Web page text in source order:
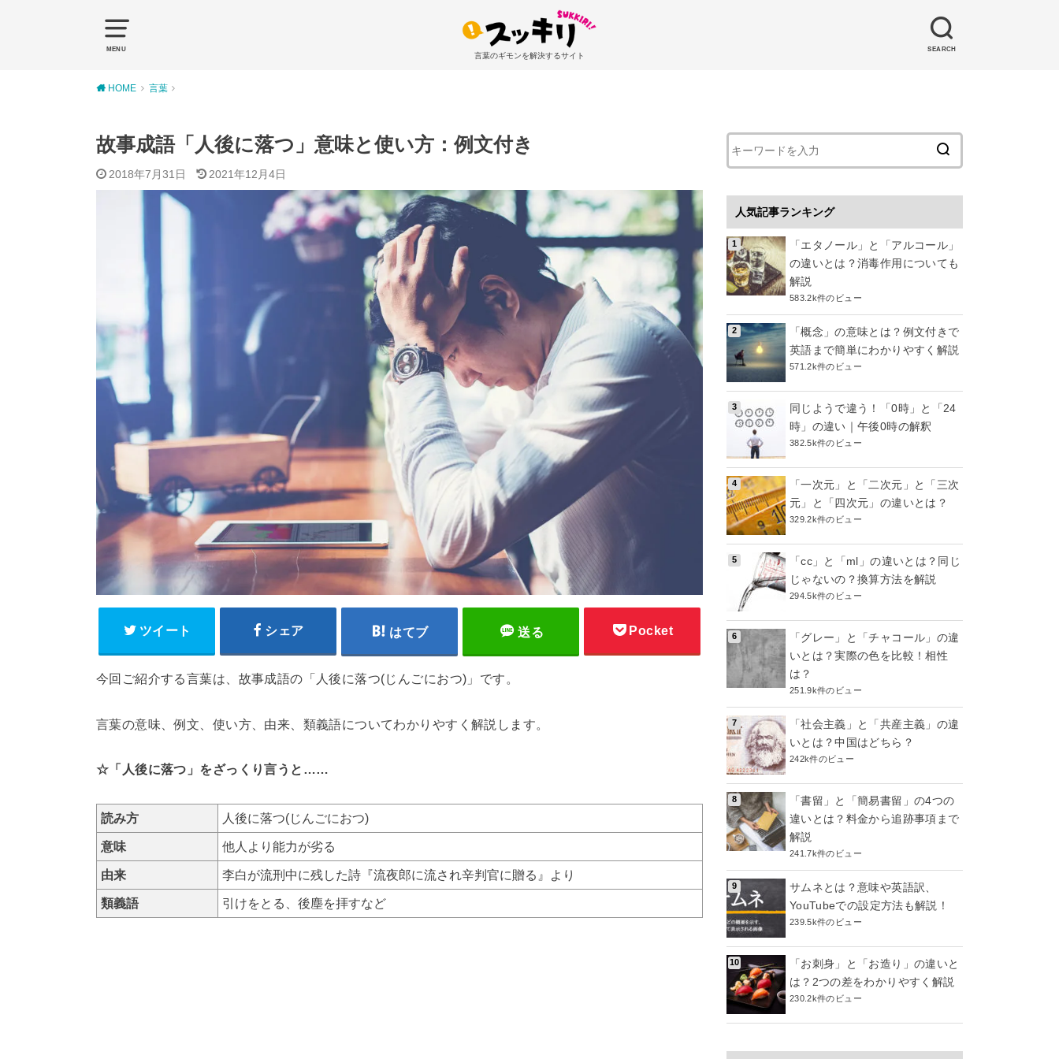
MENU SEARCH
言葉のギモンを解決するサイト
HOME 言葉
故事成語「人後に落つ」意味と使い方：例文付き
2018年7月31日 2021年12月4日
ツイート シェア はてブ 送る Pocket
今回ご紹介する言葉は、故事成語の「人後に落つ(じんごにおつ)」です。
言葉の意味、例文、使い方、由来、類義語についてわかりやすく解説します。
☆「人後に落つ」をざっくり言うと……
読み方 人後に落つ(じんごにおつ)
意味 他人より能力が劣る
由来 李白が流刑中に残した詩『流夜郎に流され辛判官に贈る』より
類義語 引けをとる、後塵を拝すなど
人気記事ランキング
「エタノール」と「アルコール」
の違いとは？消毒作用についても
解説
583.2k件のビュー
「概念」の意味とは？例文付きで
英語まで簡単にわかりやすく解説
571.2k件のビュー
同じようで違う！「0時」と「24
時」の違い｜午後0時の解釈
382.5k件のビュー
「一次元」と「二次元」と「三次
元」と「四次元」の違いとは？
329.2k件のビュー
「cc」と「ml」の違いとは？同じ
じゃないの？換算方法を解説
294.5k件のビュー
「グレー」と「チャコール」の違
いとは？実際の色を比較！相性
は？
251.9k件のビュー
「社会主義」と「共産主義」の違
いとは？中国はどちら？
242k件のビュー
「書留」と「簡易書留」の4つの
違いとは？料金から追跡事項まで
解説
241.7k件のビュー
サムネとは？意味や英語訳、
YouTubeでの設定方法も解説！
239.5k件のビュー
「お刺身」と「お造り」の違いと
は？2つの差をわかりやすく解説
230.2k件のビュー